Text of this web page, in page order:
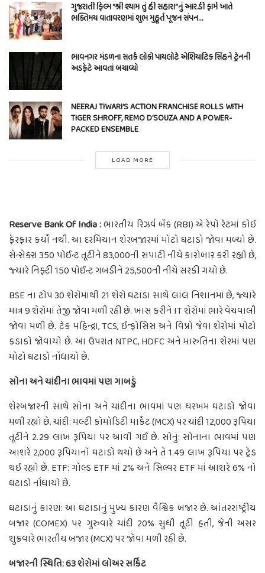
ગુજરાતી ફિલ્મ “શ્રી શ્યામ તું હી સહારા”નું આર.ડી ફાર્મ ખાતે
ભક્તિમય વાતાવરણમાં શુભ મુહૂર્ત પૂજન સંપન…
ભાવનગર મંડળના સતર્ક લોકો પાયલોટે એશિયાટિક સિંહને ટ્રેનની
અડફેટે આવતાં બચાવ્યો
NEERAJ TIWARI’S ACTION FRANCHISE ROLLS WITH
TIGER SHROFF, REMO D’SOUZA AND A POWER-
PACKED ENSEMBLE
LOAD MORE
Reserve Bank Of India :ભારતીય રિઝર્વ બેંક (RBI) એ રેપો રેટમાં કોઈ
ફેરફાર કર્યો નથી. આ દરમિયાન શેરબજારમાં મોટો ઘટાડો જોવા મળ્યો છે.
સેન્સેક્સ 350 પોઈન્ટ તૂટીને 83,000ની સપાટી નીચે કારોબાર કરી રહ્યો છે,
જ્યારે નિફ્ટી 150 પોઈન્ટ ગબડીને 25,500ની નીચે સરકી ગયો છે.
BSE ના ટોપ 30 શેરોમાંથી 21 શેરો ઘટાડા સાથે લાલ નિશાનમાં છે, જ્યારે
માત્ર 9 શેરોમાં તેજી જોવા મળી રહી છે. ખાસ કરીને IT શેરોમાં ભારે વેચવાલી
જોવા મળી છે. ટેક મહિન્દ્રા, TCS, ઈન્ફોસિસ અને વિપ્રો જેવા શેરોમાં મોટો
કડાકો જોવાયો છે. આ ઉપરાંત NTPC, HDFC અને મારુતિના શેરમાં પણ
મોટો ઘટાડો નોંધાયો છે.
સોના અને ચાંદીના ભાવમાં પણ ગાબડું
શેરબજારની સાથે સોના અને ચાંદીના ભાવમાં પણ ધરખમ ઘટાડો જોવા
મળી રહ્યો છે. ચાંદી: મલ્ટી કોમોડિટી માર્કેટ (MCX) પર ચાંદી 12,000 રૂપિયા
તૂટીને 2.29 લાખ રૂપિયા પર આવી ગઈ છે. સોનું: સોનાના ભાવમાં પણ
આશરે 2,000 રૂપિયાનો ઘટાડો થયો છે અને તે 1.49 લાખ રૂપિયા પર ટ્રેડ
થઈ રહ્યો છે. ETF: ગોલ્ડ ETF માં 2% અને સિલ્વર ETF માં આશરે 6% નો
ઘટાડો નોંધાયો છે.
ઘટાડાનું કારણ: આ ઘટાડાનું મુખ્ય કારણ વૈશ્વિક બજાર છે. આંતરરાષ્ટ્રીય
બજાર (COMEX) પર ગુરુવારે ચાંદી 20% સુધી તૂટી હતી, જેની અસર
શુક્રવારે ભારતીય બજાર (MCX) પર જોવા મળી રહી છે.
બજારની સ્થિતિ: 63 શેરોમાં લોઅર સર્કિટ